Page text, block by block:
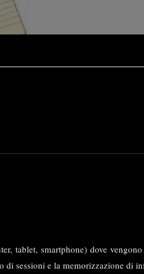
smartphone) dove
sessioni e la memorizzazione di